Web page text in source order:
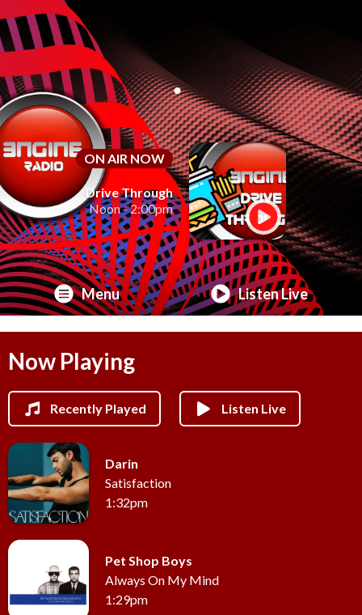
ON AIR NOW
Drive Through
Noon - 2:00pm
Menu Listen Live
Now Playing
Recently Played Listen Live
Darin
Satisfaction
1:32pm
Pet Shop Boys
Always On My Mind
1:29pm